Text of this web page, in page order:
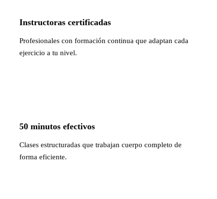
Instructoras certificadas
Profesionales con formación continua que adaptan cada
ejercicio a tu nivel.
50 minutos efectivos
Clases estructuradas que trabajan cuerpo completo de
forma eficiente.